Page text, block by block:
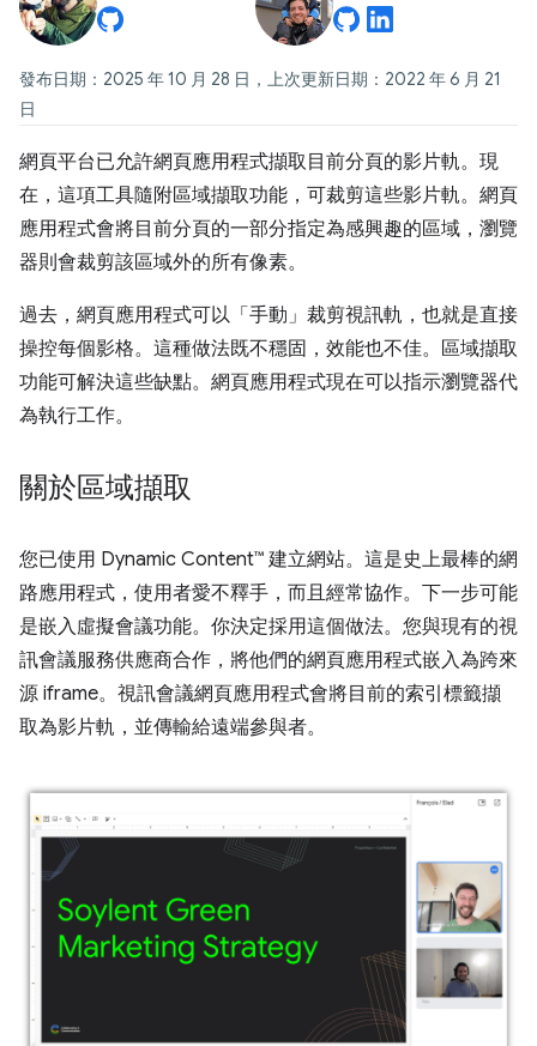
發布日期：2025 年 10 月 28 日，上次更新日期：2022 年 6 月 21
日
網頁平台已允許網頁應用程式擷取目前分頁的影片軌。現
在，這項工具隨附區域擷取功能，可裁剪這些影片軌。網頁
應用程式會將目前分頁的一部分指定為感興趣的區域，瀏覽
器則會裁剪該區域外的所有像素。
過去，網頁應用程式可以「手動」裁剪視訊軌，也就是直接
操控每個影格。這種做法既不穩固，效能也不佳。區域擷取
功能可解決這些缺點。網頁應用程式現在可以指示瀏覽器代
為執行工作。
關於區域擷取
您已使用 Dynamic Content™ 建立網站。這是史上最棒的網
路應用程式，使用者愛不釋手，而且經常協作。下一步可能
是嵌入虛擬會議功能。你決定採用這個做法。您與現有的視
訊會議服務供應商合作，將他們的網頁應用程式嵌入為跨來
源 iframe。視訊會議網頁應用程式會將目前的索引標籤擷
取為影片軌，並傳輸給遠端參與者。